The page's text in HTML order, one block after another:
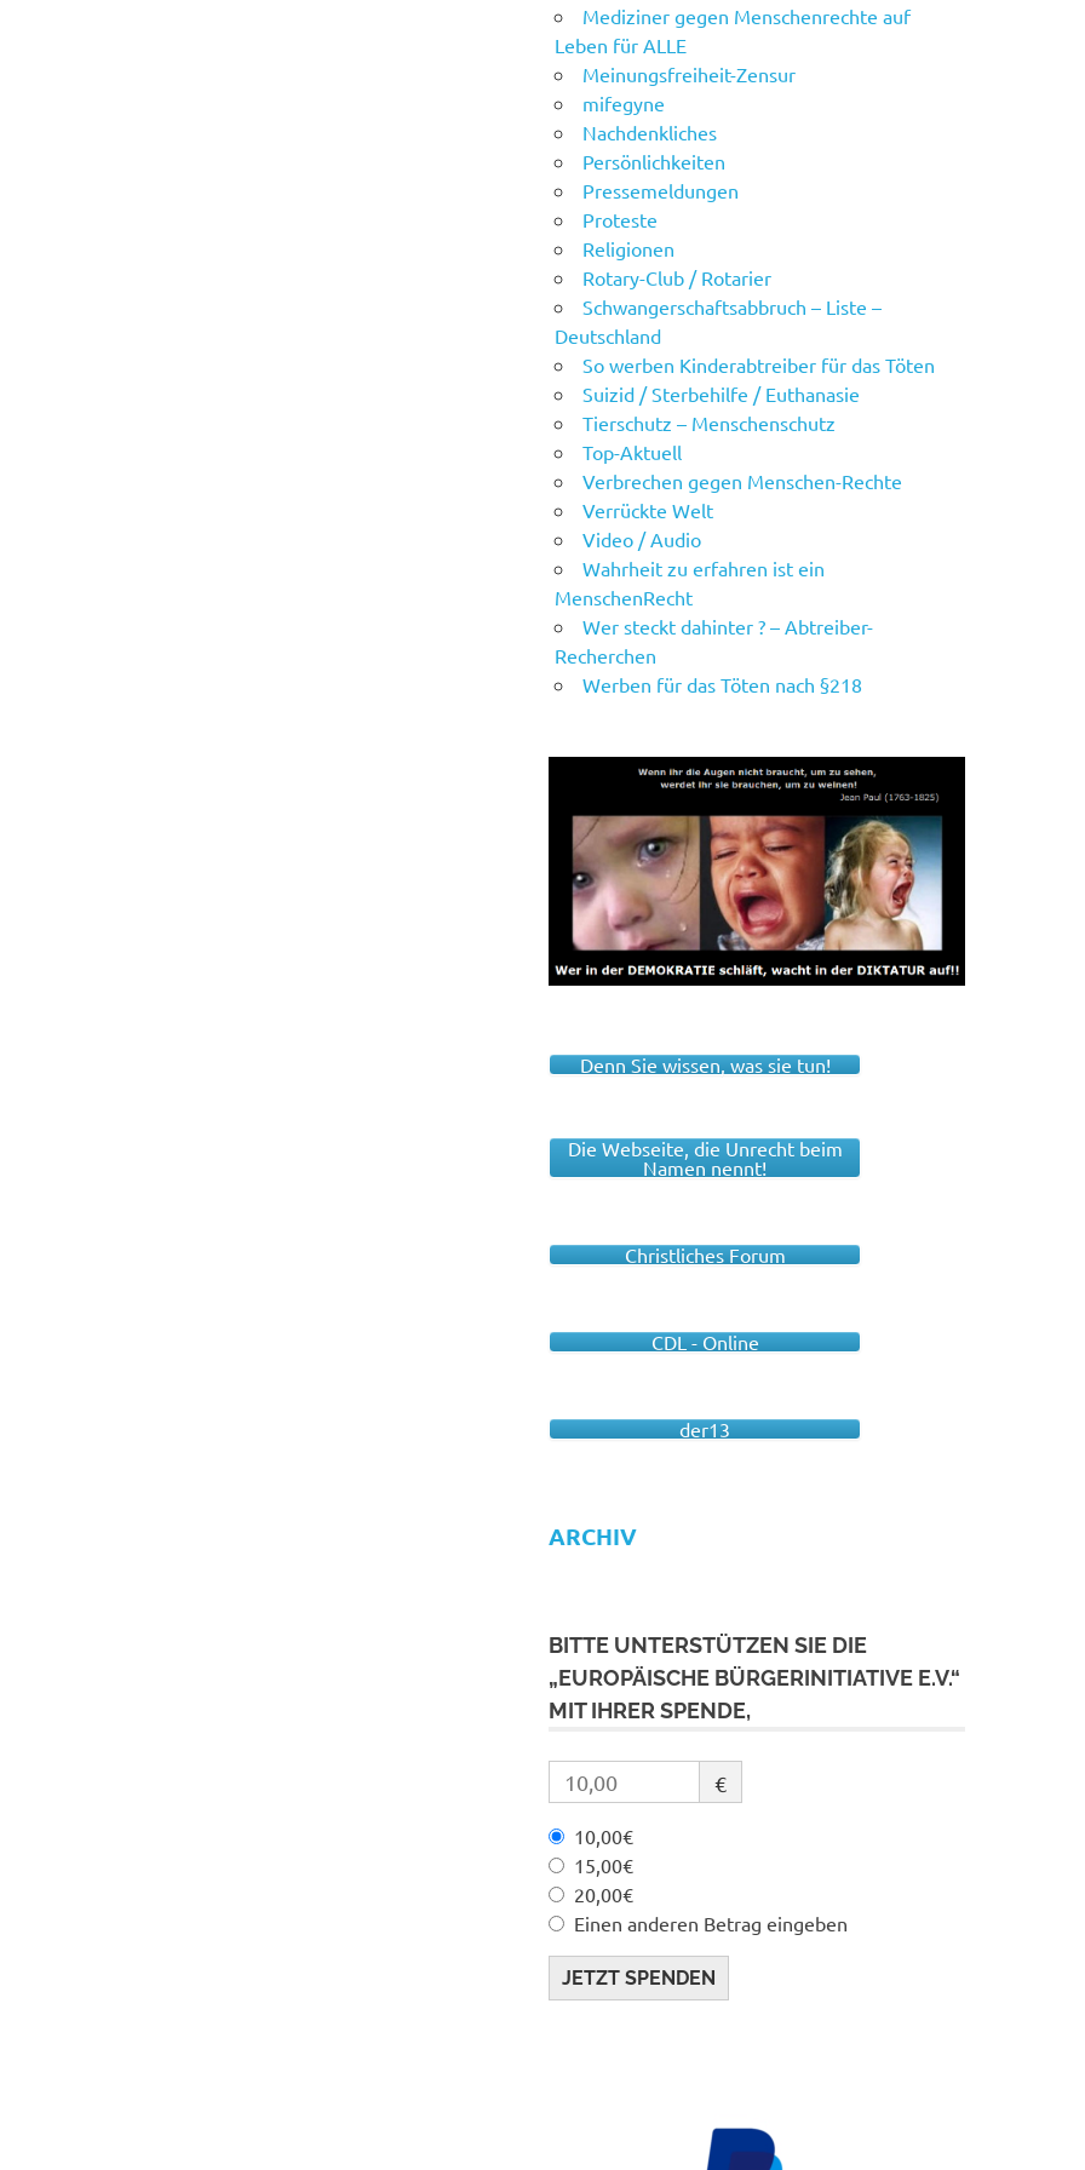
Mediziner gegen Menschenrechte auf
Leben für ALLE
Meinungsfreiheit-Zensur
mifegyne
Nachdenkliches
Persönlichkeiten
Pressemeldungen
Proteste
Religionen
Rotary-Club / Rotarier
Schwangerschaftsabbruch – Liste –
Deutschland
So werben Kinderabtreiber für das Töten
Suizid / Sterbehilfe / Euthanasie
Tierschutz – Menschenschutz
Top-Aktuell
Verbrechen gegen Menschen-Rechte
Verrückte Welt
Video / Audio
Wahrheit zu erfahren ist ein
MenschenRecht
Wer steckt dahinter ? – Abtreiber-
Recherchen
Werben für das Töten nach §218
Denn Sie wissen, was sie tun!
Die Webseite, die Unrecht beim
Namen nennt!
Christliches Forum
CDL - Online
der13
ARCHIV
BITTE UNTERSTÜTZEN SIE DIE
„EUROPÄISCHE BÜRGERINITIATIVE E.V.“
MIT IHRER SPENDE,
€
10,00€
15,00€
20,00€
Einen anderen Betrag eingeben
JETZT SPENDEN